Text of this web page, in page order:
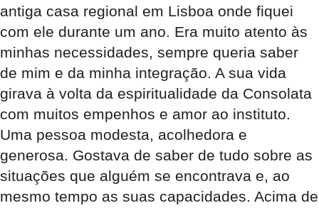
antiga casa regional em Lisboa onde fiquei
com ele durante um ano. Era muito atento às
minhas necessidades, sempre queria saber
de mim e da minha integração. A sua vida
girava à volta da espiritualidade da Consolata
com muitos empenhos e amor ao instituto.
Uma pessoa modesta, acolhedora e
generosa. Gostava de saber de tudo sobre as
situações que alguém se encontrava e, ao
mesmo tempo as suas capacidades. Acima de